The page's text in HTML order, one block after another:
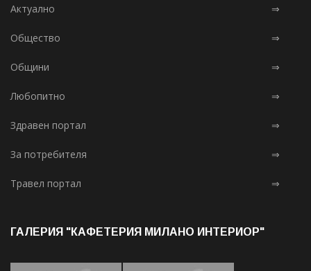
Актуално ⇒
Общество ⇒
Общини ⇒
Любопитно ⇒
Здравен портал ⇒
За потребителя ⇒
Травел портал ⇒
ГАЛЕРИЯ "КАФЕТЕРИЯ МИЛАНО ИНТЕРИОР"